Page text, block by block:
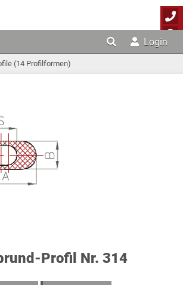
Login
(14 Profilformen)
Profil Nr. 314